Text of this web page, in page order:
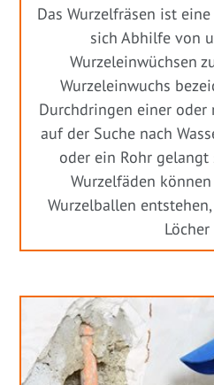
Das Wurzelfräsen ist
sich Abhilfe von
Wurzeleinwüchsen
Wurzeleinwuchs
Durchdringen einer oder
auf der Suche nach
oder ein Rohr
Wurzelfäden
Wurzelballen